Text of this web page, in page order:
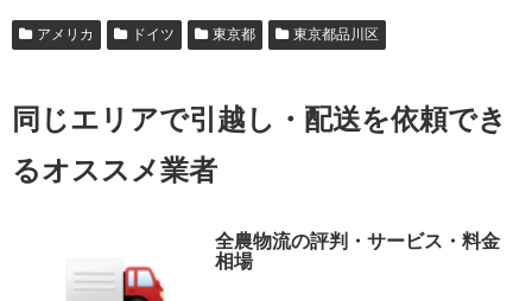
アメリカ ドイツ 東京都 東京都品川区
同じエリアで引越し・配送を依頼でき
るオススメ業者
全農物流の評判・サービス・料金
相場